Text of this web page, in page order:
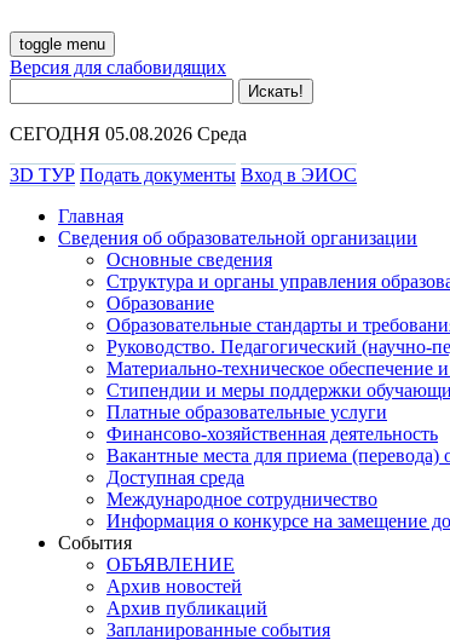
toggle menu
Версия для слабовидящих
СЕГОДНЯ 05.08.2026 Среда
3D ТУР Подать документы Вход в ЭИОС
Главная
Сведения об образовательной организации
Основные сведения
Структура и органы управления
Образование
Образовательные стандарты и
Руководство. Педагогический (научно-
Материально-техническое обеспечение
Стипендии и меры поддержки
Платные образовательные услуги
Финансово-хозяйственная деятельность
Вакантные места для приема (перевода)
Доступная среда
Международное сотрудничество
Информация о конкурсе на замещение
События
ОБЪЯВЛЕНИЕ
Архив новостей
Архив публикаций
Запланированные события